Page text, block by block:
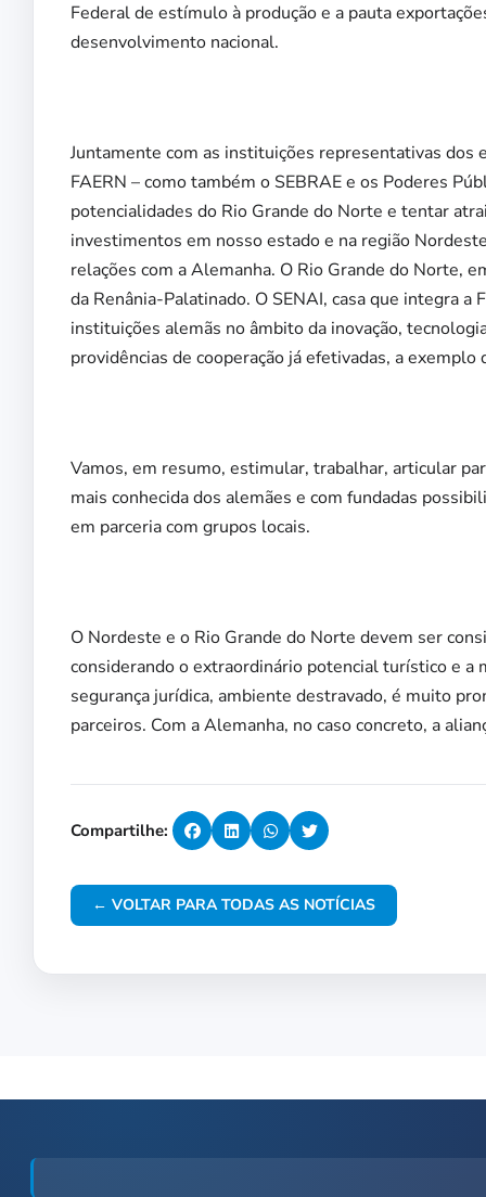
Federal de estímulo à produção e a pauta
desenvolvimento nacional.
Juntamente com as instituições representativas dos
FAERN – como também o SEBRAE e os Poderes
potencialidades do Rio Grande do Norte e tentar
investimentos em nosso estado e na região
relações com a Alemanha. O Rio Grande do Norte,
da Renânia-Palatinado. O SENAI, casa que integra
instituições alemãs no âmbito da inovação,
providências de cooperação já efetivadas, a exemplo
Vamos, em resumo, estimular, trabalhar, articular
mais conhecida dos alemães e com fundadas
em parceria com grupos locais.
O Nordeste e o Rio Grande do Norte devem ser
considerando o extraordinário potencial turístico e a
segurança jurídica, ambiente destravado, é muito
parceiros. Com a Alemanha, no caso concreto, a
Compartilhe:
← VOLTAR PARA TODAS AS NOTÍCIAS